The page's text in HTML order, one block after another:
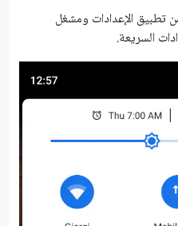
تطبيق الإعدادات ومشغل
السريعة.